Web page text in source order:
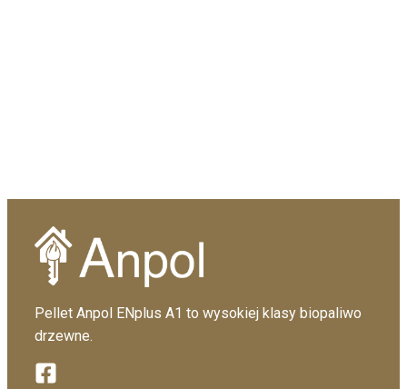
Pellet Anpol ENplus A1 to wysokiej klasy biopaliwo
drzewne.